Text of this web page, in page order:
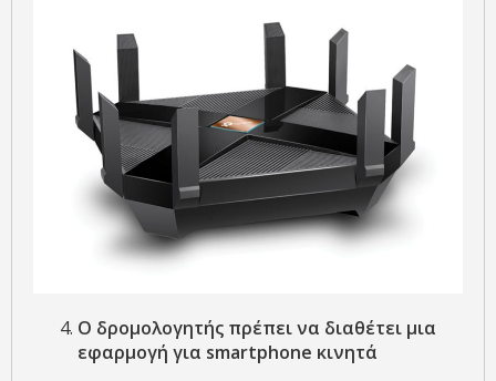
Ο δρομολογητής πρέπει να διαθέτει μια
εφαρμογή για smartphone κινητά